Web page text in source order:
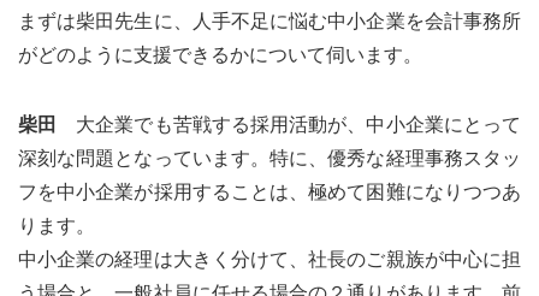
まずは柴田先生に、人手不足に悩む中小企業を会計事務所
がどのように支援できるかについて伺います。
柴田 大企業でも苦戦する採用活動が、中小企業にとって
深刻な問題となっています。特に、優秀な経理事務スタッ
フを中小企業が採用することは、極めて困難になりつつあ
ります。
中小企業の経理は大きく分けて、社長のご親族が中心に担